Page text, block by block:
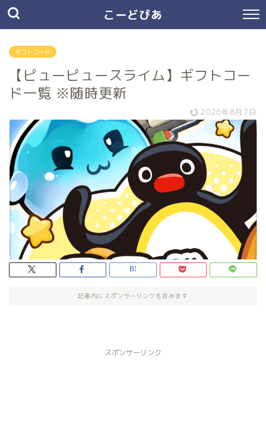
こーどぴあ
ギフトコード
【ピューピュースライム】ギフトコー
ド一覧 ※随時更新
2026年8月7日
記事内にスポンサーリンクを含みます
スポンサーリンク